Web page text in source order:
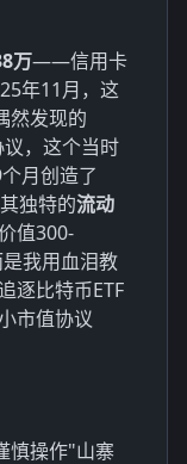
万——信用卡
年11月，这
然发现的
，这个当时
月创造了
独特的流动
值300-
我用血泪教
逐比特币ETF
市值协议
慎操作"山寨